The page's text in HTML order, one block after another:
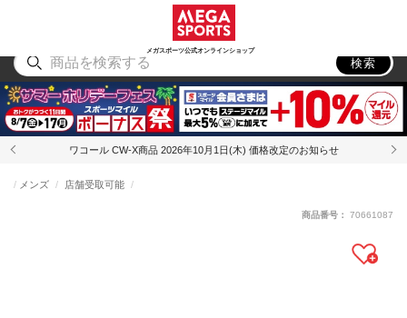
メガスポーツ公式オンラインショップ
アウトドア
検索
ワコール CW-X商品 2026年10月1日(木) 価格改定のお知らせ
メンズ 店舗受取可能
商品番号： 70661087